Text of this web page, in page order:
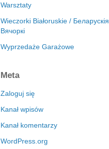
Warsztaty
Wieczorki Białoruskie / Беларускія
Вячоркі
Wyprzedaże Garażowe
Meta
Zaloguj się
Kanał wpisów
Kanał komentarzy
WordPress.org